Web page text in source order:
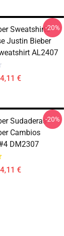
Sweatshirts -
Justin Bieber
AL2407
€
-20%
Sudaderas -
Cambios
DM2307
€
-20%